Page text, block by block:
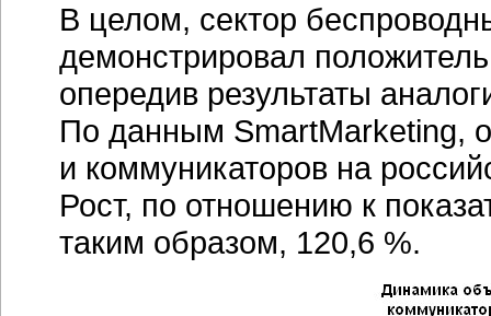
В целом, сектор
демонстрировал
опередив результаты
По данным SmartMarketing,
и коммуникаторов на
Рост, по отношению к
таким образом, 120,6 %.